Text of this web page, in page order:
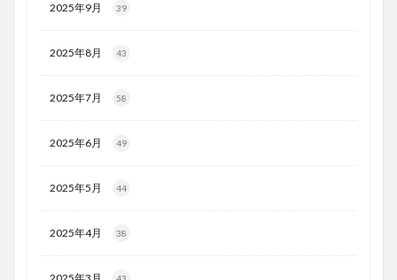
2025年9月 39
2025年8月 43
2025年7月 58
2025年6月 49
2025年5月 44
2025年4月 38